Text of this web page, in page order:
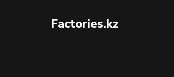
Factories.kz